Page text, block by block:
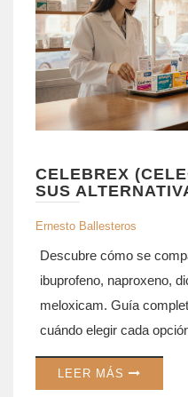
CELEBREX
SUS
COMPLETA
Ernesto Ballesteros
Descubre cómo se
ibuprofeno, naproxeno,
meloxicam. Guía
cuándo elegir cada
LEER MÁS